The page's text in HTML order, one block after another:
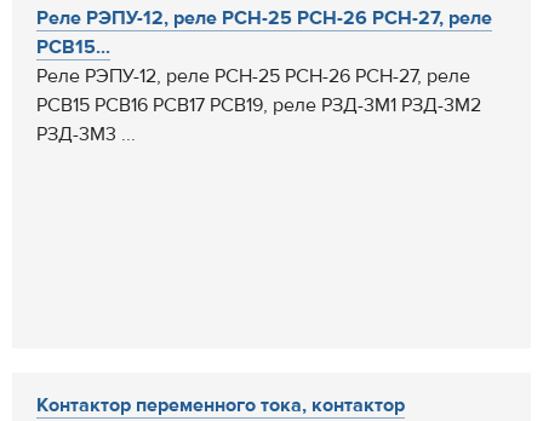
Реле РЭПУ-12, реле РСН-25 РСН-26 РСН-27, реле
РСВ15...
Реле РЭПУ-12, реле РСН-25 РСН-26 РСН-27, реле
РСВ15 РСВ16 РСВ17 РСВ19, реле РЗД-3М1 РЗД-3М2
РЗД-3М3 ...
Контактор переменного тока, контактор